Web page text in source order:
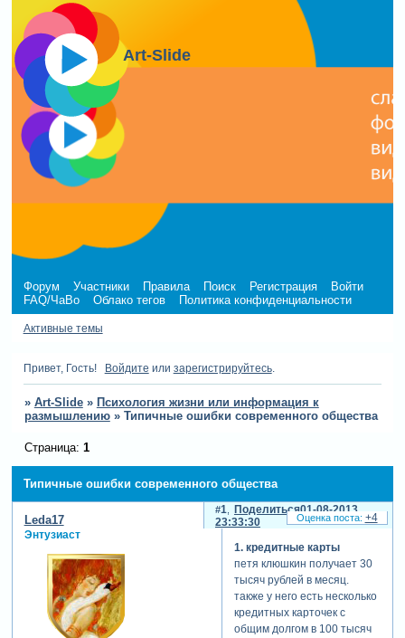
Art-Slide
Форум Участники Правила Поиск Регистрация
Войти
FAQ/ЧаВо
Облако тегов Политика конфиденциальности
Активные темы
Привет, Гость! Войдите или зарегистрируйтесь.
» Art-Slide » Психология жизни или информация к
размышлению » Типичные ошибки современного общества
Типичные ошибки современного общества
Страница: 1
Поделиться
1
01-08-2013
23:33:30
Leda17
Энтузиаст
1. кредитные карты
петя клюшкин получает 30
тысяч рублей в месяц.
также у него есть несколько
кредитных карточек с
общим долгом в 100 тысяч
+4